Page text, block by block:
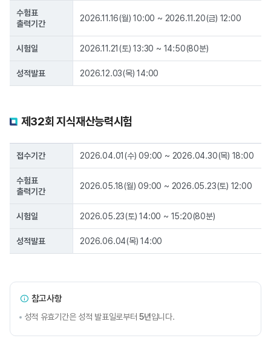
수험표
출력기간
2026.11.16(월) 10:00 ~ 2026.11.20(금) 12:00
시험일 2026.11.21(토) 13:30 ~ 14:50(80분)
성적발표 2026.12.03(목) 14:00
제32회 지식재산능력시험
접수기간 2026.04.01(수) 09:00 ~ 2026.04.30(목) 18:00
수험표
출력기간
2026.05.18(월) 09:00 ~ 2026.05.23(토) 12:00
시험일 2026.05.23(토) 14:00 ~ 15:20(80분)
성적발표 2026.06.04(목) 14:00
참고사항
성적 유효기간은 성적 발표일로부터5년입니다.